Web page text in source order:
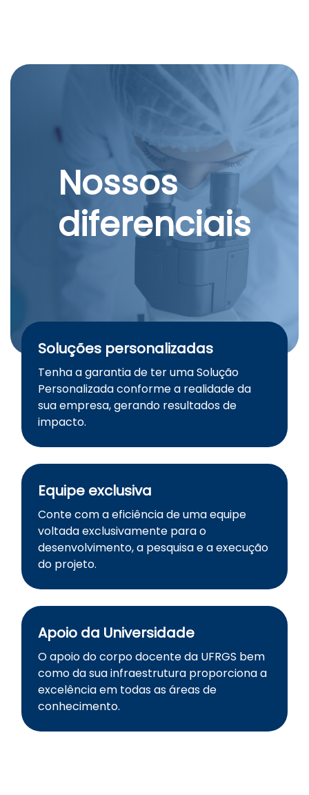
Nossos
diferenciais
Soluções personalizadas
Tenha a garantia de ter uma Solução
Personalizada conforme a realidade da
sua empresa, gerando resultados de
impacto.
Equipe exclusiva
Conte com a eficiência de uma equipe
voltada exclusivamente para o
desenvolvimento, a pesquisa e a execução
do projeto.
Apoio da Universidade
O apoio do corpo docente da UFRGS bem
como da sua infraestrutura proporciona a
excelência em todas as áreas de
conhecimento.